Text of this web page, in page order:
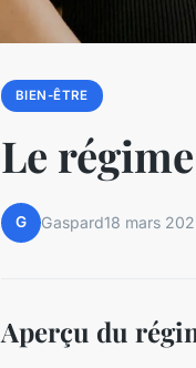
BIEN-ÊTRE
Le
G Gaspard18 mars
Aperçu du